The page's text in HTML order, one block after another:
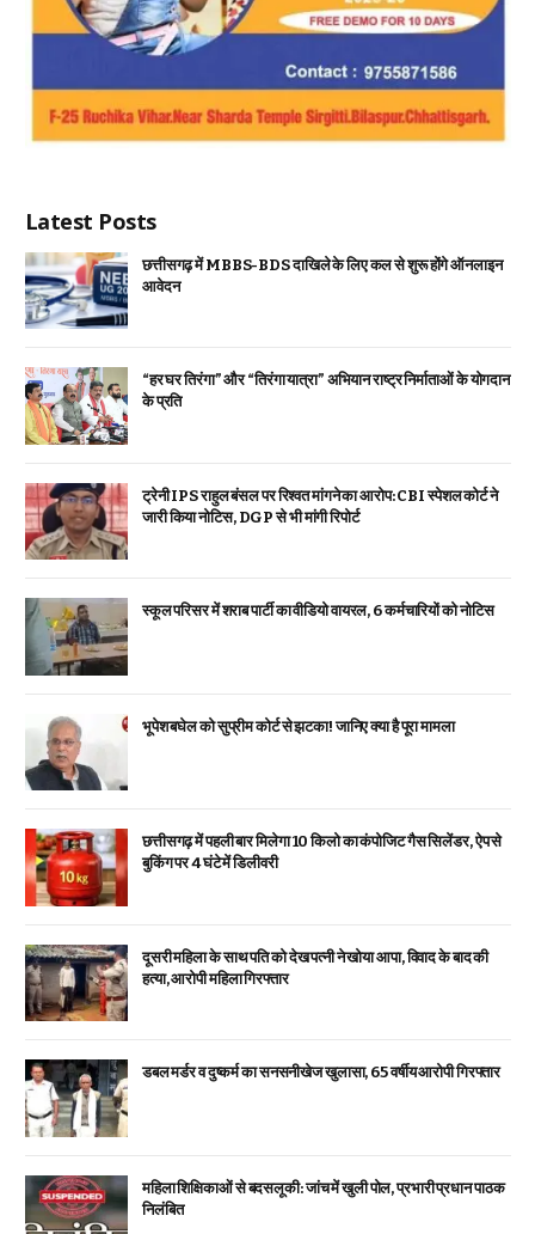
Latest Posts
छत्तीसगढ़ में MBBS-BDS दाखिले के लिए कल से शुरू होंगे ऑनलाइन
आवेदन
“हर घर तिरंगा” और “तिरंगा यात्रा” अभियान राष्ट्र निर्माताओं के योगदान
के प्रति
ट्रेनी IPS राहुल बंसल पर रिश्वत मांगने का आरोप: CBI स्पेशल कोर्ट ने
जारी किया नोटिस, DGP से भी मांगी रिपोर्ट
स्कूल परिसर में शराब पार्टी का वीडियो वायरल, 6 कर्मचारियों को नोटिस
भूपेश बघेल को सुप्रीम कोर्ट से झटका! जानिए क्या है पूरा मामला
छत्तीसगढ़ में पहली बार मिलेगा 10 किलो का कंपोजिट गैस सिलेंडर, ऐप से
बुकिंग पर 4 घंटे में डिलीवरी
दूसरी महिला के साथ पति को देख पत्नी ने खोया आपा, विवाद के बाद की
हत्या, आरोपी महिला गिरफ्तार
डबल मर्डर व दुष्कर्म का सनसनीखेज खुलासा, 65 वर्षीय आरोपी गिरफ्तार
महिला शिक्षिकाओं से बदसलूकी: जांच में खुली पोल, प्रभारी प्रधान पाठक
निलंबित